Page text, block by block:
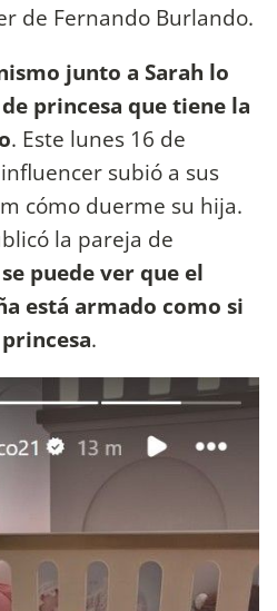
de Fernando Burlando.
junto a Sarah lo
princesa que tiene la
. Este lunes 16 de
subió a sus
cómo duerme su hija.
la pareja de
se puede ver que el
está armado como si
.